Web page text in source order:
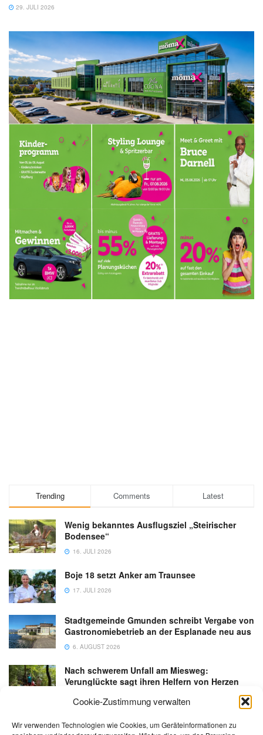
Cookie-Zustimmung verwalten
Wir verwenden Technologien wie Cookies, um Geräteinformationen zu
29. JULI 2026
Trending Comments Latest
Wenig bekanntes Ausflugsziel „Steirischer
Bodensee“
16. JULI 2026
Boje 18 setzt Anker am Traunsee
17. JULI 2026
Stadtgemeinde Gmunden schreibt Vergabe von
Gastronomiebetrieb an der Esplanade neu aus
6. AUGUST 2026
Nach schwerem Unfall am Miesweg:
Verunglückte sagt ihren Helfern von Herzen
3. AUGUST 2026